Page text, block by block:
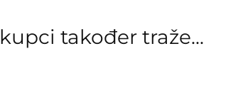
također traže...